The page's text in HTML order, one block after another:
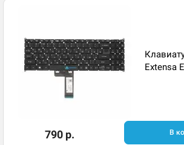
Extensa
790 р. В